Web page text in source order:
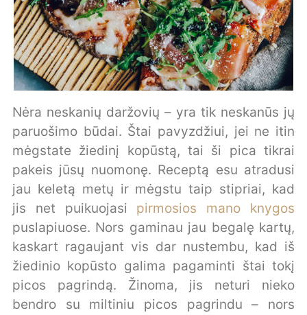
Nėra neskanių daržovių – yra tik neskanūs jų
paruošimo būdai. Štai pavyzdžiui, jei ne itin
mėgstate žiedinį kopūstą, tai ši pica tikrai
pakeis jūsų nuomonę. Receptą esu atradusi
jau keletą metų ir mėgstu taip stipriai, kad
jis net puikuojasi pirmosios mano knygos
puslapiuose. Nors gaminau jau begalę kartų,
kaskart ragaujant vis dar nustembu, kad iš
žiedinio kopūsto galima pagaminti štai tokį
picos pagrindą. Žinoma, jis neturi nieko
bendro su miltiniu picos pagrindu – nors